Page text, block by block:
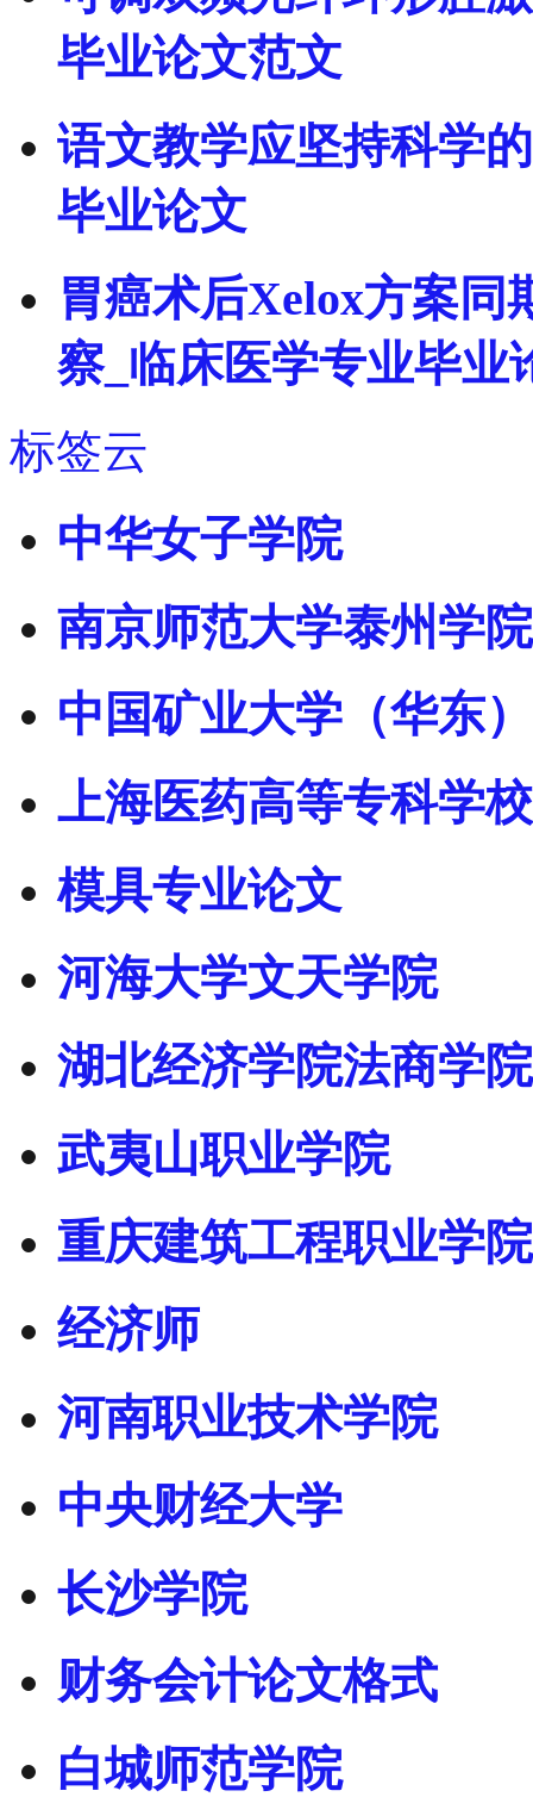
毕业论文范文
语文教学应坚持科学
毕业论文
胃癌术后Xelox方案同
察_临床医学专业毕业
标签云
中华女子学院
南京师范大学泰州学院
中国矿业大学（华东）
上海医药高等专科学校
模具专业论文
河海大学文天学院
湖北经济学院法商学院
武夷山职业学院
重庆建筑工程职业学院
经济师
河南职业技术学院
中央财经大学
长沙学院
财务会计论文格式
白城师范学院